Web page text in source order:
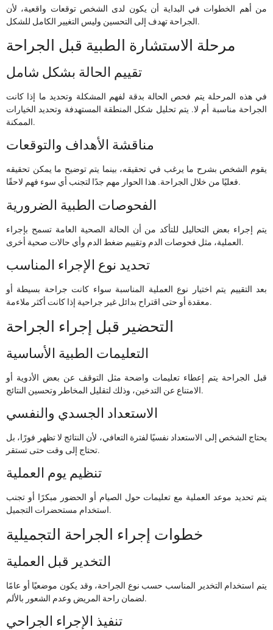
من أهم الخطوات في البداية أن يكون لدى الشخص توقعات واقعية، لأن
الجراحة تهدف إلى التحسين وليس التغيير الكامل للشكل.
مرحلة الاستشارة الطبية قبل الجراحة
تقييم الحالة بشكل شامل
في هذه المرحلة يتم فحص الحالة بدقة لفهم المشكلة وتحديد ما إذا كانت
الجراحة مناسبة أم لا. يتم تحليل شكل المنطقة المستهدفة وتحديد الخيارات
الممكنة.
مناقشة الأهداف والتوقعات
يقوم الشخص بشرح ما يرغب في تحقيقه، بينما يتم توضيح ما يمكن تحقيقه
فعليًا من خلال الجراحة. هذا الحوار مهم جدًا لتجنب أي سوء فهم لاحقًا.
الفحوصات الطبية الضرورية
يتم إجراء بعض التحاليل للتأكد من أن الحالة الصحية العامة تسمح بإجراء
العملية، مثل فحوصات الدم وتقييم ضغط الدم وأي حالات صحية أخرى.
تحديد نوع الإجراء المناسب
بعد التقييم يتم اختيار نوع العملية المناسبة سواء كانت جراحة بسيطة أو
معقدة أو حتى اقتراح بدائل غير جراحية إذا كانت أكثر ملاءمة.
التحضير قبل إجراء الجراحة
التعليمات الطبية الأساسية
قبل الجراحة يتم إعطاء تعليمات واضحة مثل التوقف عن بعض الأدوية أو
الامتناع عن التدخين، وذلك لتقليل المخاطر وتحسين النتائج.
الاستعداد الجسدي والنفسي
يحتاج الشخص إلى الاستعداد نفسيًا لفترة التعافي، لأن النتائج لا تظهر فورًا، بل
تحتاج إلى وقت حتى تستقر.
تنظيم يوم العملية
يتم تحديد موعد العملية مع تعليمات حول الصيام أو الحضور مبكرًا أو تجنب
استخدام مستحضرات التجميل.
خطوات إجراء الجراحة التجميلية
التخدير قبل العملية
يتم استخدام التخدير المناسب حسب نوع الجراحة، وقد يكون موضعيًا أو عامًا
لضمان راحة المريض وعدم الشعور بالألم.
تنفيذ الإجراء الجراحي